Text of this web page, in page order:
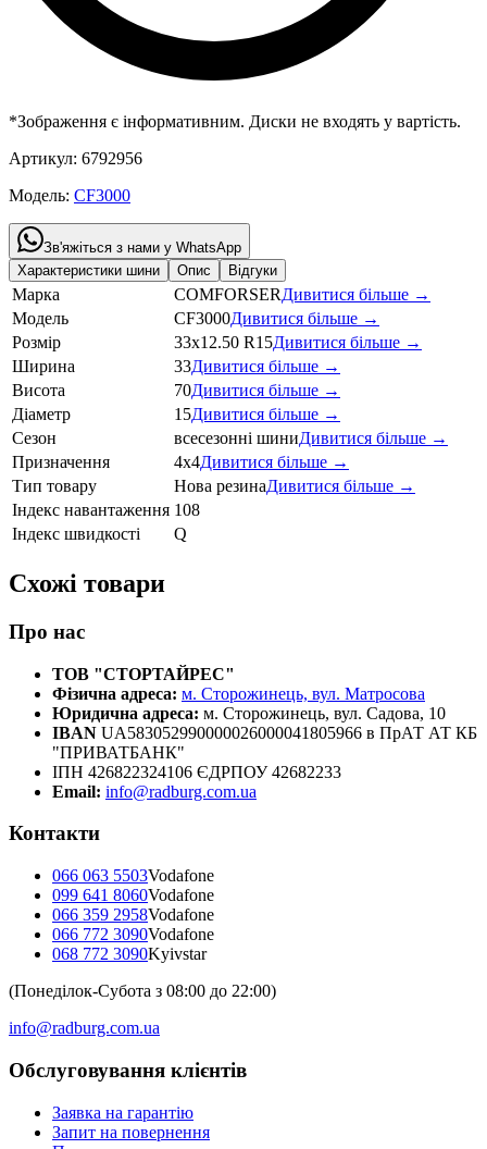
*Зображення є інформативним. Диски не входять у вартість.
Артикул: 6792956
Модель: CF3000
Зв'яжіться з нами у WhatsApp
Характеристики шини
Опис Відгуки
Марка COMFORSERДивитися більше →
Модель
CF3000Дивитися більше →
Розмір
33x12.50 R15Дивитися більше →
Ширина
33Дивитися більше →
Висота
70Дивитися більше →
Діаметр
15Дивитися більше →
Сезон
всесезонні шиниДивитися більше →
Призначення
4x4Дивитися більше →
Тип товару
Нова резинаДивитися більше →
Індекс навантаження 108
Індекс швидкості
Q
Схожі товари
Про нас
ТОВ "СТОРТАЙРЕС"
Фізична адреса: м. Сторожинець, вул. Матросова
Юридична адреса: м. Сторожинець, вул. Садова, 10
IBAN UA583052990000026000041805966 в ПрАТ АТ КБ
"ПРИВАТБАНК"
ІПН 426822324106 ЄДРПОУ 42682233
Email: info@radburg.com.ua
Контакти
066 063 5503Vodafone
099 641 8060Vodafone
066 359 2958Vodafone
066 772 3090Vodafone
068 772 3090Kyivstar
(Понеділок-Субота з 08:00 до 22:00)
info@radburg.com.ua
Обслуговування клієнтів
Заявка на гарантію
Запит на повернення